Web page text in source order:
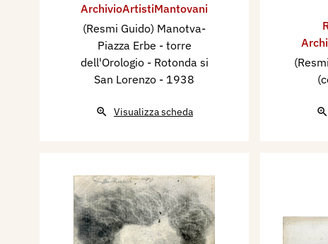
ArchivioArtistiMantovani
(Resmi Guido) Manotva-
Piazza Erbe - torre
dell'Orologio - Rotonda si
San Lorenzo - 1938
Visualizza scheda